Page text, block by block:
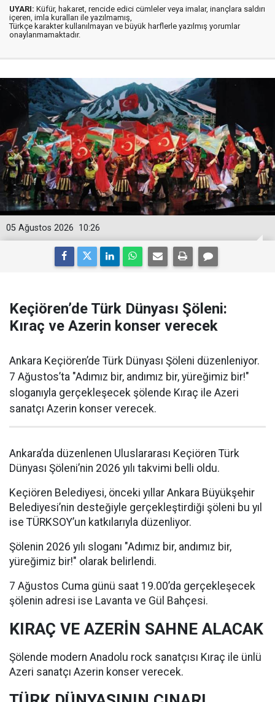
UYARI: Küfür, hakaret, rencide edici cümleler veya imalar, inançlara saldırı
içeren, imla kuralları ile yazılmamış,
Türkçe karakter kullanılmayan ve büyük harflerle yazılmış yorumlar
onaylanmamaktadır.
10:26
05 Ağustos 2026
Keçiören’de Türk Dünyası Şöleni:
Kıraç ve Azerin konser verecek
Ankara Keçiören’de Türk Dünyası Şöleni düzenleniyor.
7 Ağustos’ta "Adımız bir, andımız bir, yüreğimiz bir!"
sloganıyla gerçekleşecek şölende Kıraç ile Azeri
sanatçı Azerin konser verecek.
Ankara’da düzenlenen Uluslararası Keçiören Türk
Dünyası Şöleni’nin 2026 yılı takvimi belli oldu.
Keçiören Belediyesi, önceki yıllar Ankara Büyükşehir
Belediyesi’nin desteğiyle gerçekleştirdiği şöleni bu yıl
ise TÜRKSOY’un katkılarıyla düzenliyor.
Şölenin 2026 yılı sloganı "Adımız bir, andımız bir,
yüreğimiz bir!" olarak belirlendi.
7 Ağustos Cuma günü saat 19.00’da gerçekleşecek
şölenin adresi ise Lavanta ve Gül Bahçesi.
KIRAÇ VE AZERİN SAHNE ALACAK
Şölende modern Anadolu rock sanatçısı Kıraç ile ünlü
Azeri sanatçı Azerin konser verecek.